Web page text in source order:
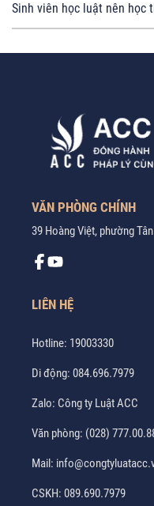
Sinh viên học luật nên học
VĂN PHÒNG CHÍNH
39 Hoàng Việt, phường
LIÊN HỆ
Hotline: 19003330
Di động: 084.696.7979
Zalo: Công ty Luật ACC
Văn phòng: (028)
Mail:
CSKH: 089.690.7979